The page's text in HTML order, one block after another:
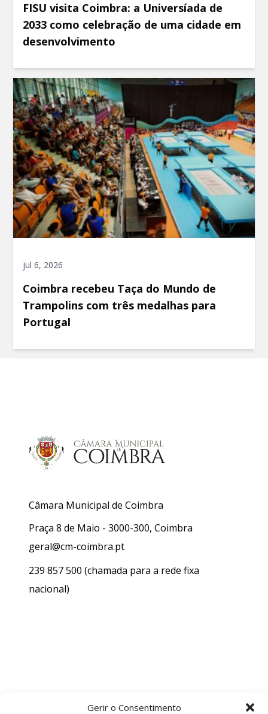
Gerir o Consentimento
FISU visita Coimbra: a Universíada de
2033 como celebração de uma cidade em
desenvolvimento
jul 6, 2026
Coimbra recebeu Taça do Mundo de
Trampolins com três medalhas para
Portugal
Câmara Municipal de Coimbra
Praça 8 de Maio - 3000-300, Coimbra
geral@cm-coimbra.pt
239 857 500 (chamada para a rede fixa
nacional)